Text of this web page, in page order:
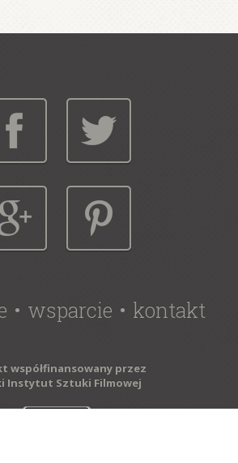
wsparcie kontakt
współfinansowany przez